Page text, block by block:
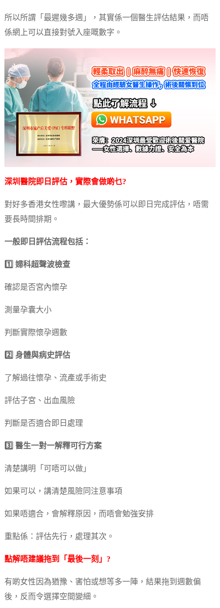
所以所謂「最遲幾多週」，其實係一個醫生評估結果，而唔
係網上可以直接對號入座嘅數字。
深圳醫院即日評估，實際會做啲乜?
對好多香港女性嚟講，最大優勢係可以即日完成評估，唔需
要長時間排期。
一般即日評估流程包括：
1️⃣ 婦科超聲波檢查
確認是否宮內懷孕
測量孕囊大小
判斷實際懷孕週數
2️⃣ 身體與病史評估
了解過往懷孕、流產或手術史
評估子宮、出血風險
判斷是否適合即日處理
3️⃣ 醫生一對一解釋可行方案
清楚講明「可唔可以做」
如果可以，講清楚風險同注意事項
如果唔適合，會解釋原因，而唔會勉強安排
重點係：評估先行，處理其次。
點解唔建議拖到「最後一刻」?
有啲女性因為猶豫、害怕或想等多一陣，結果拖到週數偏
後，反而令選擇空間變細。